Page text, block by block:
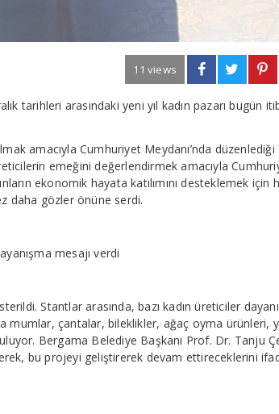
11 views
tarihleri arasındaki yeni yıl kadın pazarı bugün
amacıyla Cumhuriyet Meydanı’nda düzenlediği
emeğini değerlendirmek amacıyla
ekonomik hayata katılımını desteklemek için
daha gözler önüne serdi.
mesajı verdi
Stantlar arasında, bazı kadın üreticiler
mumlar, çantalar, bileklikler, ağaç oyma ürünleri,
Bergama Belediye Başkanı Prof. Dr. Tanju
bu projeyi geliştirerek devam ettireceklerini